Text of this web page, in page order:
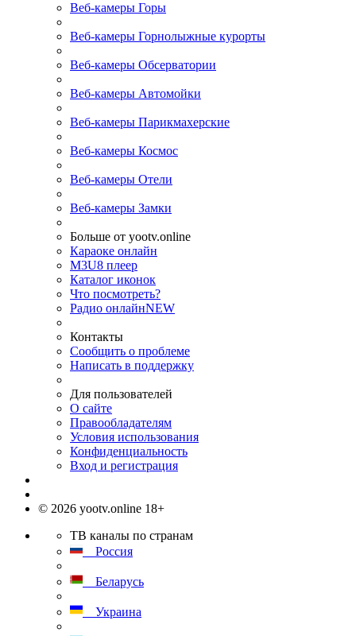
Веб-камеры Горы
Веб-камеры Горнолыжные курорты
Веб-камеры Обсерватории
Веб-камеры Автомойки
Веб-камеры Парикмахерские
Веб-камеры Космос
Веб-камеры Отели
Веб-камеры Замки
Больше от yootv.online
Караоке онлайн
M3U8 плеер
Каталог иконок
Что посмотреть?
Радио онлайнNEW
Контакты
Сообщить о проблеме
Написать в поддержку
Для пользователей
О сайте
Правообладателям
Условия использования
Конфиденциальность
Вход и регистрация
© 2026 yootv.online 18+
ТВ каналы по странам
Россия
Беларусь
Украина